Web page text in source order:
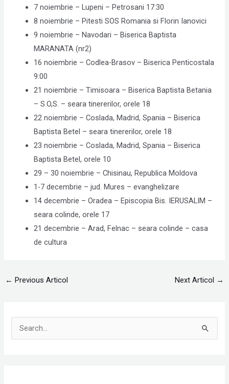
7 noiembrie – Lupeni – Petrosani 17:30
8 noiembrie – Pitesti SOS Romania si Florin Ianovici
9 noiembrie – Navodari – Biserica Baptista
MARANATA (nr2)
16 noiembrie – Codlea-Brasov – Biserica Penticostala
9:00
21 noiembrie – Timisoara – Biserica Baptista Betania
– S.O,S. – seara tinererilor, orele 18
22 noiembrie – Coslada, Madrid, Spania – Biserica
Baptista Betel – seara tinererilor, orele 18
23 noiembrie – Coslada, Madrid, Spania – Biserica
Baptista Betel, orele 10
29 – 30 noiembrie – Chisinau, Republica Moldova
1-7 decembrie – jud. Mures – evanghelizare
14 decembrie – Oradea – Episcopia Bis. IERUSALIM –
seara colinde, orele 17
21 decembrie – Arad, Felnac – seara colinde – casa
de cultura
← Previous Articol Next Articol →